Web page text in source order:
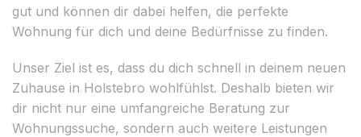
gut und können dir dabei helfen, die perfekte
Wohnung für dich und deine Bedürfnisse zu finden.
Unser Ziel ist es, dass du dich schnell in deinem neuen
Zuhause in Holstebro wohlfühlst. Deshalb bieten wir
dir nicht nur eine umfangreiche Beratung zur
Wohnungssuche, sondern auch weitere Leistungen